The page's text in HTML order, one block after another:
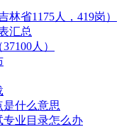
省1175人，419岗）
汇总
人）
是什么意思
专业目录怎么办